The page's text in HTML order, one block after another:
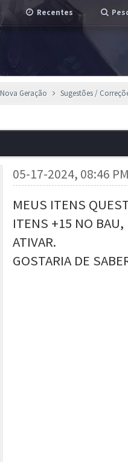
Recentes
Nova Geração Sugestões /
05-17-2024, 08:46
MEUS ITENS
ITENS +15 NO BAU,
ATIVAR.
GOSTARIA DE